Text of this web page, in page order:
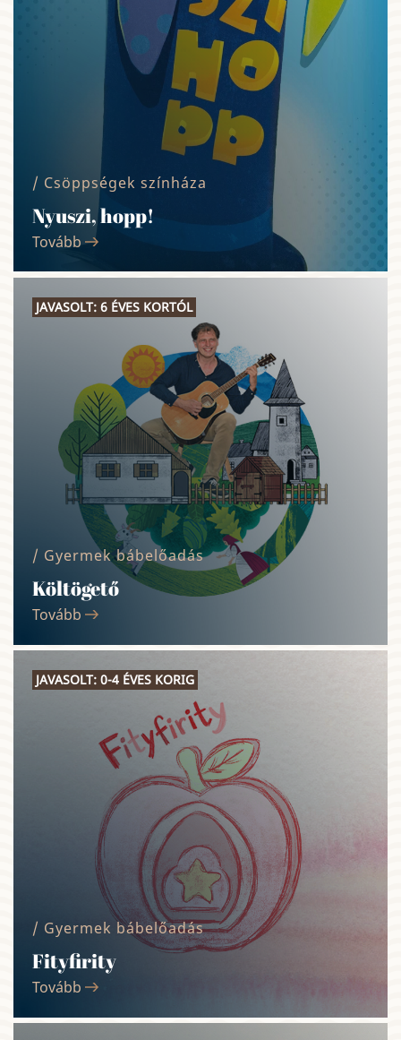
/ Csöppségek színháza
Nyuszi, hopp!
Tovább
JAVASOLT: 6 ÉVES KORTÓL
/ Gyermek bábelőadás
Költögető
Tovább
JAVASOLT: 0-4 ÉVES KORIG
/ Gyermek bábelőadás
Fityfirity
Tovább